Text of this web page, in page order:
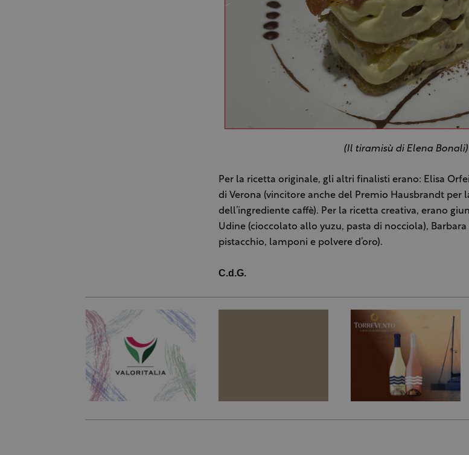
(Il tiramisù di Elena Bonali)
Per la ricetta originale, gli altri finalisti erano: Elisa
di Verona (vincitore anche del Premio Hausbrandt per
dell’ingrediente caffè). Per la ricetta creativa, erano
Udine (cioccolato allo yuzu, pasta di nocciola),
pistacchio, lamponi e polvere d’oro).
C.d.G.